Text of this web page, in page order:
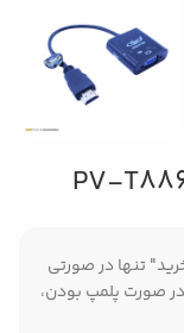
تنها در صورتی
صورت پلمپ بودن،